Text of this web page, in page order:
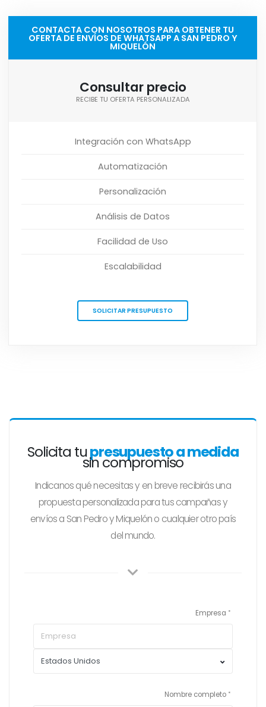
CONTACTA CON NOSOTROS PARA OBTENER TU
OFERTA DE ENVÍOS DE WHATSAPP A SAN PEDRO Y
MIQUELÓN
Consultar precio
RECIBE TU OFERTA PERSONALIZADA
Integración con WhatsApp
Automatización
Personalización
Análisis de Datos
Facilidad de Uso
Escalabilidad
SOLICITAR PRESUPUESTO
Solicita tupresupuesto a medida
sin compromiso
Indicanos qué necesitas y en breve recibirás una
propuesta personalizada para tus campañas y
envíos a San Pedro y Miquelón o cualquier otro país
del mundo.
Empresa
Nombre completo